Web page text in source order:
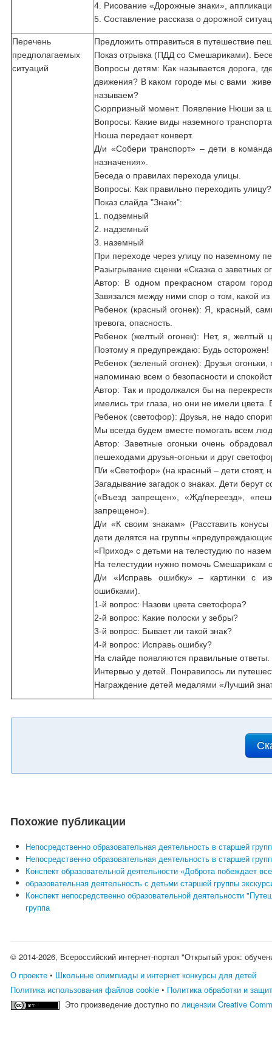
4. Рисование «Дорожные знаки»,
5. Составление рассказа о дорожной
Перечень
предполагаемых
ситуаций
Предложить отправиться в путешествие
Показ отрывка (ПДД со Смешариками).
Вопросы детям: Как называется дорога,
движения? В каком городе мы с вами
называем?
Сюрпризный момент. Появление Нюши за
Вопросы: Какие виды наземного
Нюша передает конверт.
Д/и «Собери транспорт» – дети в
назначения».
Беседа о правилах перехода улицы.
Вопросы: Как правильно переходить
Показ слайда "Знаки":
1. подземный
2. надземный
3. наземный
При переходе через улицу по наземному
Разыгрывание сценки «Сказка о заветных
Автор: В одном прекрасном старом
Завязался между ними спор о том, какой
Ребенок (красный огонек): Я, красный,
тревога, опасность.
Ребенок (желтый огонек): Нет, я,
Поэтому я предупреждаю: Будь
Ребенок (зеленый огонек): Друзья
напоминаю всем о безопасности и
Автор: Так и продолжался бы на
имелись три глаза, но они не имели цвета.
Ребенок (светофор): Друзья, не надо
Мы всегда будем вместе помогать всем
Автор: Заветные огоньки очень
пешеходами друзья-огоньки и друг
П/и «Светофор» (на красный – дети стоят,
Загадывание загадок о знаках. Дети берут
(«Въезд запрещен», «Жд/переезд»,
запрещено»).
Д/и «К своим знакам» (Расставить конусы
дети делятся на группы
«Приход» с детьми на телестудию по
На телестудии нужно помочь Смешарикам
Д/и «Исправь ошибку» – картинки с
ошибками).
1-й вопрос: Назови цвета светофора?
2-й вопрос: Какие полоски у зебры?
3-й вопрос: Бывает ли такой знак?
4-й вопрос: Исправь ошибку?
На слайде появляются правильные ответы.
Интервью у детей. Понравилось ли
Награждение детей медалями «Лучший
Похожие публикации
Непосредственно образовательная деятельность в старшей
Непосредственно образовательная деятельность в старшей
Конспект образовательной деятельности «Доброта побеждает
образовательная деятельность с детьми старшей группы
Конспект непосредственно образовательной деятельности
группа
© 2014-2026, Всероссийский интернет-портал "Открытый урок:
О проекте • Школьные олимпиады и интернет конкурсы для детей
Политика использования файлов cookie • Политика обработки и
Это произведение доступно полицензии Creative